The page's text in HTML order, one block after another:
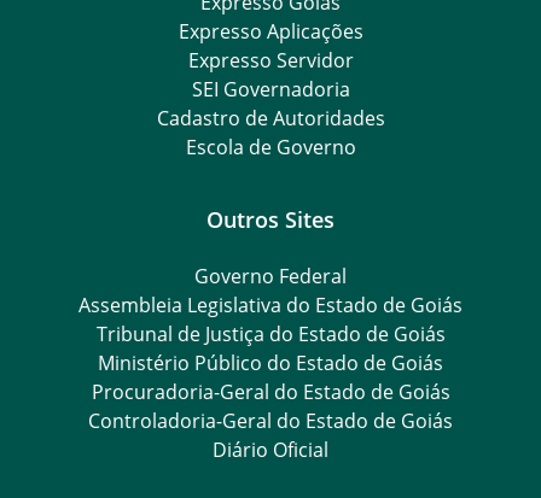
Expresso Aplicações
Expresso Servidor
SEI Governadoria
Cadastro de Autoridades
Escola de Governo
Outros Sites
Governo Federal
Assembleia Legislativa do Estado de Goiás
Tribunal de Justiça do Estado de Goiás
Ministério Público do Estado de Goiás
Procuradoria-Geral do Estado de Goiás
Controladoria-Geral do Estado de Goiás
Diário Oficial